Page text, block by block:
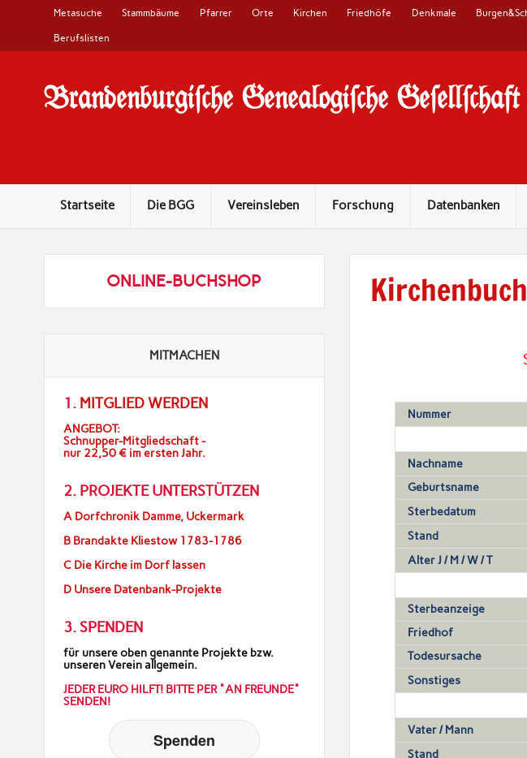
Metasuche Stammbäume Pfarrer Orte Kirchen Friedhöfe Denkmale
Berufslisten
Brandenburgi#che Genealogi#che
Startseite Die BGG Vereinsleben Forschung Datenbanken
Nummer
Nachname
Geburtsname
Sterbedatum
Stand
Alter J / M / W / T
Sterbeanzeige
Friedhof
Todesursache
Sonstiges
Vater / Mann
Stand
ONLINE-BUCHSHOP
MITMACHEN
1. MITGLIED WERDEN
ANGEBOT:
Schnupper-Mitgliedschaft -
nur 22,50 € im ersten Jahr.
2. PROJEKTE UNTERSTÜTZEN
A Dorfchronik Damme, Uckermark
B Brandakte Kliestow 1783-1786
C Die Kirche im Dorf lassen
D Unsere Datenbank-Projekte
3. SPENDEN
für unsere oben genannte Projekte bzw.
unseren Verein allgemein.
JEDER EURO HILFT! BITTE PER "AN FREUNDE"
SENDEN!